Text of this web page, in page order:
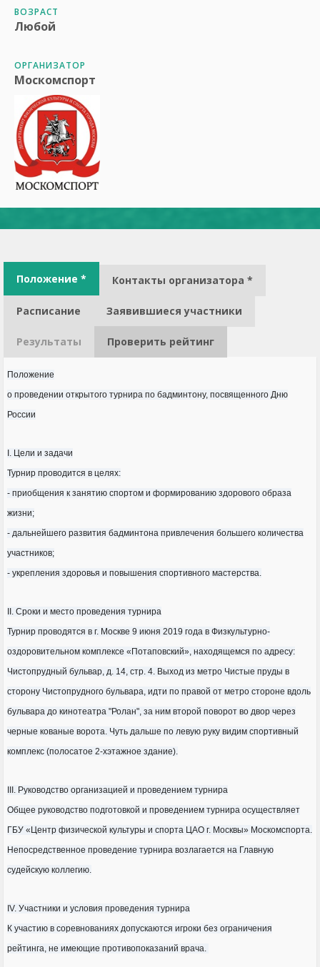
ВОЗРАСТ
Любой
ОРГАНИЗАТОР
Москомспорт
Положение * Контакты организатора *
Расписание Заявившиеся участники
Результаты Проверить рейтинг
Положение
о проведении открытого турнира по бадминтону, посвященного Дню
России
I. Цели и задачи
Турнир проводится в целях:
- приобщения к занятию спортом и формированию здорового образа
жизни;
- дальнейшего развития бадминтона привлечения большего количества
участников;
- укрепления здоровья и повышения спортивного мастерства.
II. Сроки и место проведения турнира
Турнир проводятся в г. Москве 9 июня 2019 года в Физкультурно-
оздоровительном комплексе «Потаповский», находящемся по адресу:
Чистопрудный бульвар, д. 14, стр. 4. Выход из метро Чистые пруды в
сторону Чистопрудного бульвара, идти по правой от метро стороне вдоль
бульвара до кинотеатра "Ролан", за ним второй поворот во двор через
черные кованые ворота. Чуть дальше по левую руку видим спортивный
комплекс (полосатое 2-хэтажное здание).
III. Руководство организацией и проведением турнира
Общее руководство подготовкой и проведением турнира осуществляет
ГБУ «Центр физической культуры и спорта ЦАО г. Москвы» Москомспорта.
Непосредственное проведение турнира возлагается на Главную
судейскую коллегию.
IV. Участники и условия проведения турнира
К участию в соревнованиях допускаются игроки без ограничения
рейтинга, не имеющие противопоказаний врача.